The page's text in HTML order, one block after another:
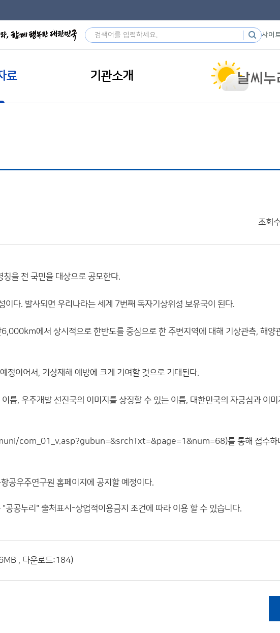
사이
료 기관소개
조회
을 전 국민을 대상으로 공모한다.
다. 발사되면 우리나라는 세계 7번째 독자기상위성 보유국이 된다.
에서 상시적으로 한반도를 중심으로 한 주변지역에 대해 기상관측, 해양
정이어서, 기상재해 예방에 크게 기여할 것으로 기대된다.
름, 우주개발 선진국의 이미지를 상징할 수 있는 이름, 대한민국의 자긍심과 이
com_01_v.asp?gubun=&srchTxt=&page=1&num=68)를 통해 접수
공우주연구원 홈페이지에 공지할 예정이다.
"공공누리" 출처표시-상업적이용금지 조건에 따라 이용 할 수 있습니다.
, 다운로드:184)